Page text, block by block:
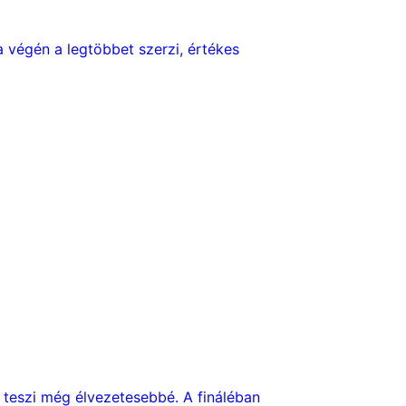
a legtöbbet szerzi, értékes
még élvezetesebbé. A fináléban